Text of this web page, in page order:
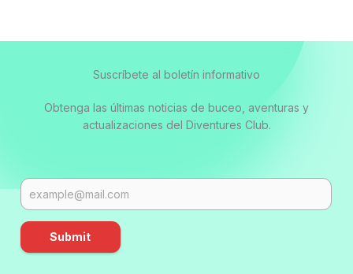
Suscríbete al boletín informativo
Obtenga las últimas noticias de buceo, aventuras y
actualizaciones del Diventures Club.
Submit